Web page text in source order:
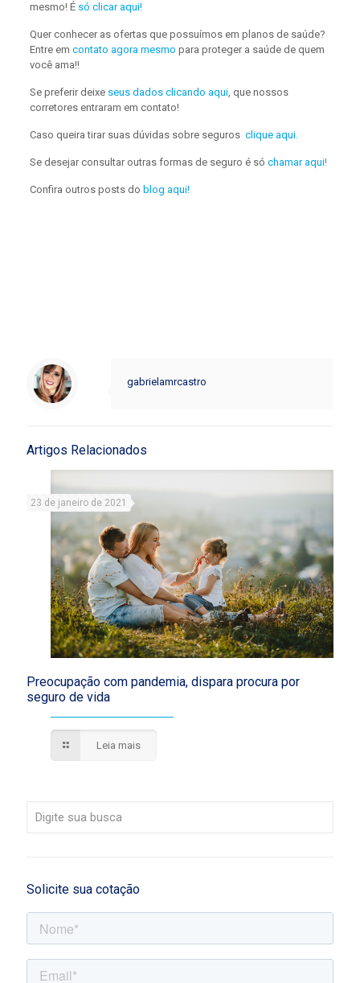
mesmo! É só clicar aqui!
Quer conhecer as ofertas que possuímos em planos de saúde?
Entre em contato agora mesmo para proteger a saúde de quem
você ama!!
Se preferir deixe seus dados clicando aqui, que nossos
corretores entraram em contato!
Caso queira tirar suas dúvidas sobre seguros clique aqui.
Se desejar consultar outras formas de seguro é só chamar aqui!
Confira outros posts do blog aqui!
gabrielamrcastro
Artigos Relacionados
23 de janeiro de 2021
Preocupação com pandemia, dispara procura por
seguro de vida
Leia mais
Solicite sua cotação